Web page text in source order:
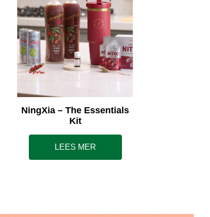
NingXia – The Essentials
Kit
LEES MER